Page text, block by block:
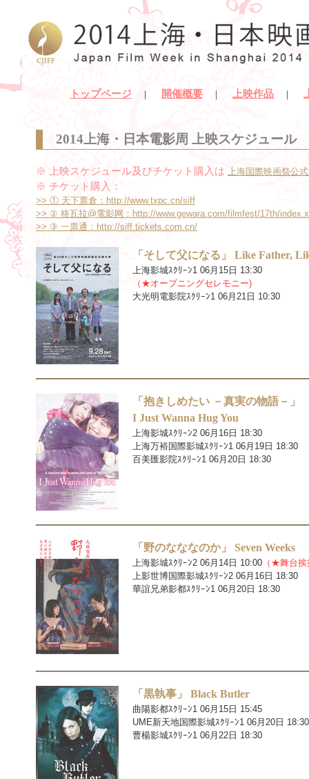
トップページ ｜ 開催概要 ｜ 上映作品 ｜
2014上海・日本電影周 上映スケジュール
※ 上映スケジュール及びチケット購入は 上海国際映画祭公
※ チケット購入：
>> ① 天下票倉：http://www.txpc.cn/siff
>> ② 格瓦拉@電影网：http://www.gewara.com/filmfest/17th/
>> ③ 一票通：http://siff.tickets.com.cn/
「そして父になる」 Like Father,
上海影城ｽｸﾘｰﾝ1 06月15日 13:30
（★オープニングセレモニー)
大光明電影院ｽｸﾘｰﾝ1 06月21日 10:30
「抱きしめたい －真実の物語－」
I Just Wanna Hug You
上海影城ｽｸﾘｰﾝ2 06月16日 18:30
上海万裕国際影城ｽｸﾘｰﾝ1 06月19日 18:30
百美匯影院ｽｸﾘｰﾝ1 06月20日 18:30
「野のなななのか」 Seven Weeks
上海影城ｽｸﾘｰﾝ2 06月14日 10:00 （★舞台
上影世博国際影城ｽｸﾘｰﾝ2 06月16日 18:30
華誼兄弟影都ｽｸﾘｰﾝ1 06月20日 18:30
「黒執事」 Black Butler
曲陽影都ｽｸﾘｰﾝ1 06月15日 15:45
UME新天地国際影城ｽｸﾘｰﾝ1 06月20日 18:30
曹楊影城ｽｸﾘｰﾝ1 06月22日 18:30